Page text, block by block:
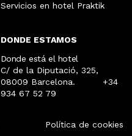
Servicios en hotel Praktik
DONDE ESTAMOS
Donde está el hotel
C/ de la Diputació, 325,
08009 Barcelona.
+34
934 67 52 79
Política de cookies